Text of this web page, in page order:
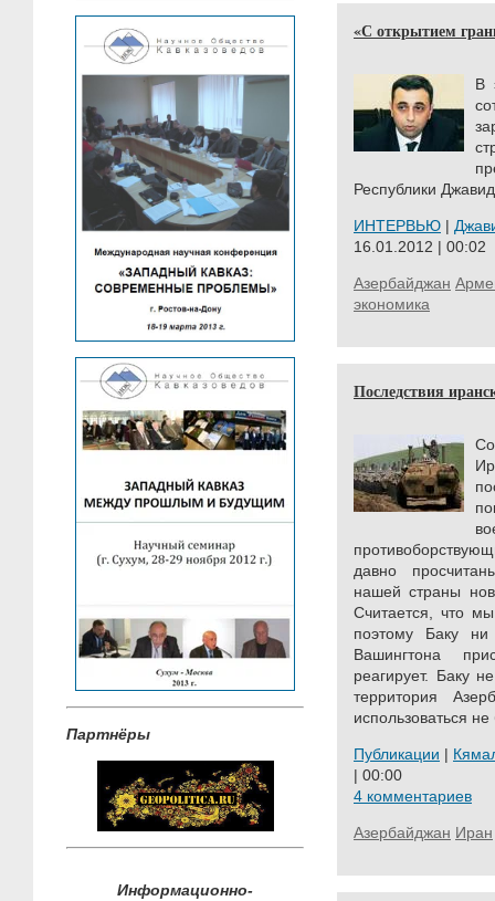
Партнёры
Информационно-
«С открытием
В
Республики
ИНТЕРВЬЮ |
16.01.2012 | 00:02
Азербайджан
экономика
Последствия
давно
нашей страны
Считается, что
поэтому Баку
Вашингтона
реагирует. Баку
территория
использоваться не
Публикации |
| 00:00
4 комментариев
Азербайджан Иран